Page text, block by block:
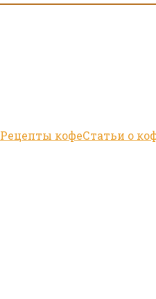
Рецепты кофеСтатьи о